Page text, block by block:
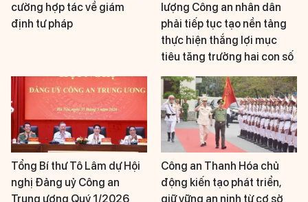
cường hợp tác về giám
định tư pháp
lượng Công an nhân dân
phải tiếp tục tạo nền tảng
thực hiện thắng lợi mục
tiêu tăng trưởng hai con số
Tổng Bí thư Tô Lâm dự Hội
nghị Đảng uỷ Công an
Trung ương Quý 1/2026
Công an Thanh Hóa chủ
động kiến tạo phát triển,
giữ vững an ninh từ cơ sở